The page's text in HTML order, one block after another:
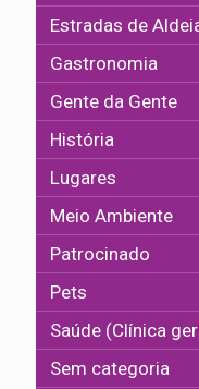
Estradas de
Gastronomia
Gente da Gente
História
Lugares
Meio Ambiente
Patrocinado
Pets
Saúde (Clínica
Sem categoria